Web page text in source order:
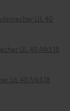
UL 40
UL 40 Mk3 18
UL 40 Mk3 18